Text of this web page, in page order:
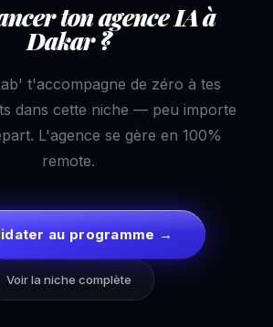
ton agence IA à
Dakar ?
t'accompagne de zéro à tes
dans cette niche — peu importe
L'agence se gère en 100%
remote.
au programme →
Voir la niche complète